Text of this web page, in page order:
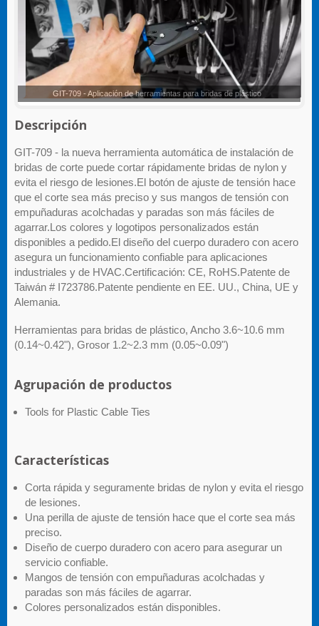
GIT-709 - Aplicación de herramientas para bridas de plástico
Descripción
GIT-709 - la nueva herramienta automática de instalación de
bridas de corte puede cortar rápidamente bridas de nylon y
evita el riesgo de lesiones.El botón de ajuste de tensión hace
que el corte sea más preciso y sus mangos de tensión con
empuñaduras acolchadas y paradas son más fáciles de
agarrar.Los colores y logotipos personalizados están
disponibles a pedido.El diseño del cuerpo duradero con acero
asegura un funcionamiento confiable para aplicaciones
industriales y de HVAC.Certificación: CE, RoHS.Patente de
Taiwán # I723786.Patente pendiente en EE. UU., China, UE y
Alemania.
Herramientas para bridas de plástico, Ancho 3.6~10.6 mm
(0.14~0.42"), Grosor 1.2~2.3 mm (0.05~0.09")
Agrupación de productos
Tools for Plastic Cable Ties
Características
Corta rápida y seguramente bridas de nylon y evita el riesgo
de lesiones.
Una perilla de ajuste de tensión hace que el corte sea más
preciso.
Diseño de cuerpo duradero con acero para asegurar un
servicio confiable.
Mangos de tensión con empuñaduras acolchadas y
paradas son más fáciles de agarrar.
Colores personalizados están disponibles.